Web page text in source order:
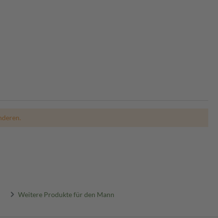
Weitere Produkte für den Mann